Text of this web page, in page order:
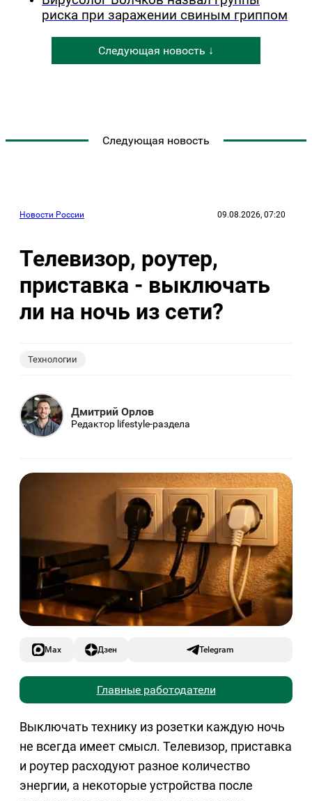
риска при заражении свиным гриппом
Следующая новость ↓
Следующая новость
Новости России 09.08.2026, 07:20
Телевизор, роутер,
приставка - выключать
ли на ночь из сети?
Технологии
Дмитрий Орлов
Редактор lifestyle-раздела
Max Дзен Telegram
Главные работодатели
Выключать технику из розетки каждую ночь
не всегда имеет смысл. Телевизор, приставка
и роутер расходуют разное количество
энергии, а некоторые устройства после